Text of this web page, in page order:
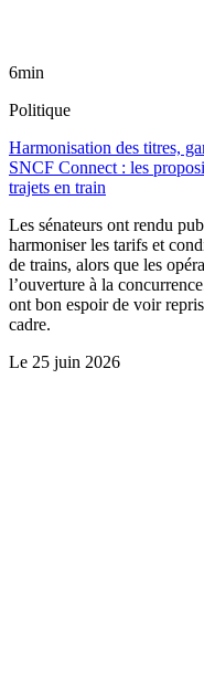
6min
Politique
Harmonisation des titres,
SNCF Connect : les
trajets en train
Les sénateurs ont rendu
harmoniser les tarifs et
de trains, alors que les
l’ouverture à la
ont bon espoir de voir
cadre.
Le 25 juin 2026